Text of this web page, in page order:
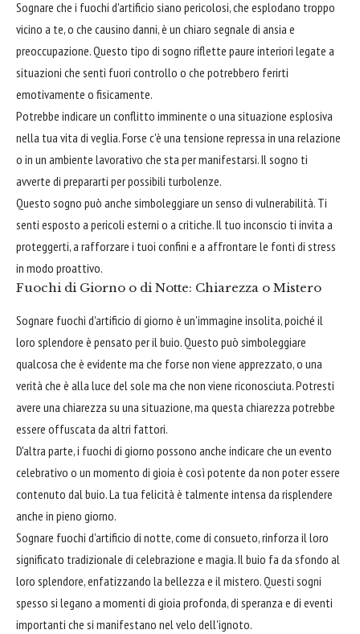
Sognare che i fuochi d'artificio siano pericolosi, che esplodano troppo
vicino a te, o che causino danni, è un chiaro segnale di ansia e
preoccupazione. Questo tipo di sogno riflette paure interiori legate a
situazioni che senti fuori controllo o che potrebbero ferirti
emotivamente o fisicamente.
Potrebbe indicare un conflitto imminente o una situazione esplosiva
nella tua vita di veglia. Forse c'è una tensione repressa in una relazione
o in un ambiente lavorativo che sta per manifestarsi. Il sogno ti
avverte di prepararti per possibili turbolenze.
Questo sogno può anche simboleggiare un senso di vulnerabilità. Ti
senti esposto a pericoli esterni o a critiche. Il tuo inconscio ti invita a
proteggerti, a rafforzare i tuoi confini e a affrontare le fonti di stress
in modo proattivo.
Fuochi di Giorno o di Notte: Chiarezza o Mistero
Sognare fuochi d'artificio di giorno è un'immagine insolita, poiché il
loro splendore è pensato per il buio. Questo può simboleggiare
qualcosa che è evidente ma che forse non viene apprezzato, o una
verità che è alla luce del sole ma che non viene riconosciuta. Potresti
avere una chiarezza su una situazione, ma questa chiarezza potrebbe
essere offuscata da altri fattori.
D'altra parte, i fuochi di giorno possono anche indicare che un evento
celebrativo o un momento di gioia è così potente da non poter essere
contenuto dal buio. La tua felicità è talmente intensa da risplendere
anche in pieno giorno.
Sognare fuochi d'artificio di notte, come di consueto, rinforza il loro
significato tradizionale di celebrazione e magia. Il buio fa da sfondo al
loro splendore, enfatizzando la bellezza e il mistero. Questi sogni
spesso si legano a momenti di gioia profonda, di speranza e di eventi
importanti che si manifestano nel velo dell'ignoto.